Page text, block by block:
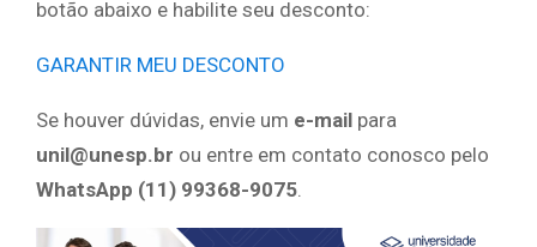
botão abaixo e habilite seu desconto:
GARANTIR MEU DESCONTO
Se houver dúvidas, envie um e-mail para
unil@unesp.br ou entre em contato conosco pelo
WhatsApp (11) 99368-9075